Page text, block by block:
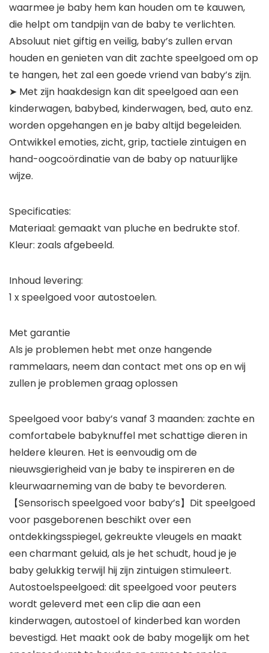
waarmee je baby hem kan houden om te kauwen,
die helpt om tandpijn van de baby te verlichten.
Absoluut niet giftig en veilig, baby’s zullen ervan
houden en genieten van dit zachte speelgoed om op
te hangen, het zal een goede vriend van baby’s zijn.
➤ Met zijn haakdesign kan dit speelgoed aan een
kinderwagen, babybed, kinderwagen, bed, auto enz.
worden opgehangen en je baby altijd begeleiden.
Ontwikkel emoties, zicht, grip, tactiele zintuigen en
hand-oogcoördinatie van de baby op natuurlijke
wijze.
Specificaties:
Materiaal: gemaakt van pluche en bedrukte stof.
Kleur: zoals afgebeeld.
Inhoud levering:
1 x speelgoed voor autostoelen.
Met garantie
Als je problemen hebt met onze hangende
rammelaars, neem dan contact met ons op en wij
zullen je problemen graag oplossen
Speelgoed voor baby’s vanaf 3 maanden: zachte en
comfortabele babyknuffel met schattige dieren in
heldere kleuren. Het is eenvoudig om de
nieuwsgierigheid van je baby te inspireren en de
kleurwaarneming van de baby te bevorderen.
【Sensorisch speelgoed voor baby’s】Dit speelgoed
voor pasgeborenen beschikt over een
ontdekkingsspiegel, gekreukte vleugels en maakt
een charmant geluid, als je het schudt, houd je je
baby gelukkig terwijl hij zijn zintuigen stimuleert.
Autostoelspeelgoed: dit speelgoed voor peuters
wordt geleverd met een clip die aan een
kinderwagen, autostoel of kinderbed kan worden
bevestigd. Het maakt ook de baby mogelijk om het